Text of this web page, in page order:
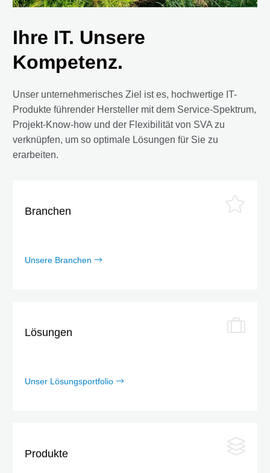
Ihre IT. Unsere
Kompetenz.
Unser unternehmerisches Ziel ist es, hochwertige IT-
Produkte führender Hersteller mit dem Service-Spektrum,
Projekt-Know-how und der Flexibilität von SVA zu
verknüpfen, um so optimale Lösungen für Sie zu
erarbeiten.
Branchen
Unsere Branchen
Lösungen
Unser Lösungsportfolio
Produkte